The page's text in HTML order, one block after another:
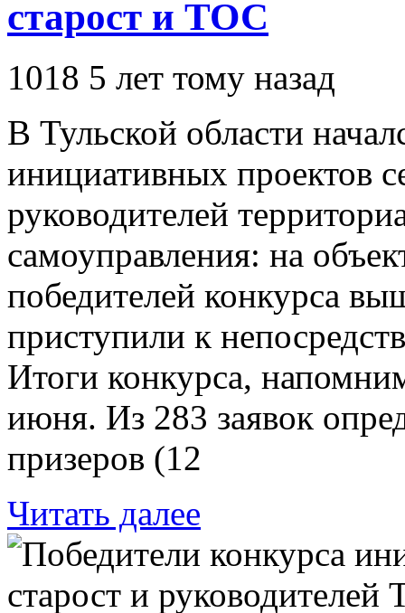
старост и ТОС
1018 5 лет тому назад
В Тульской области
инициативных проектов
руководителей
самоуправления: на
победителей конкурса
приступили к
Итоги конкурса,
июня. Из 283 заявок
призеров (12
Читать далее